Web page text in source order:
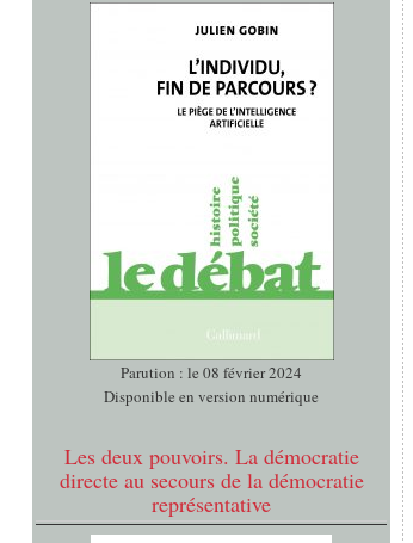
Parution : le 08 février 2024
Disponible en version numérique
Les deux pouvoirs. La démocratie
directe au secours de la démocratie
représentative